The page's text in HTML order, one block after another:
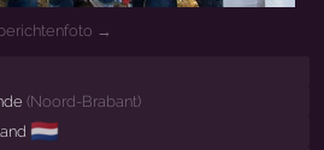
→
(Noord-Brabant)
🇳🇱